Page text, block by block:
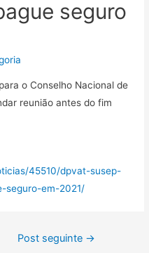
seguro
o Conselho Nacional de
reunião antes do fim
45510/dpvat-susep-
seguro-em-2021/
Post seguinte →